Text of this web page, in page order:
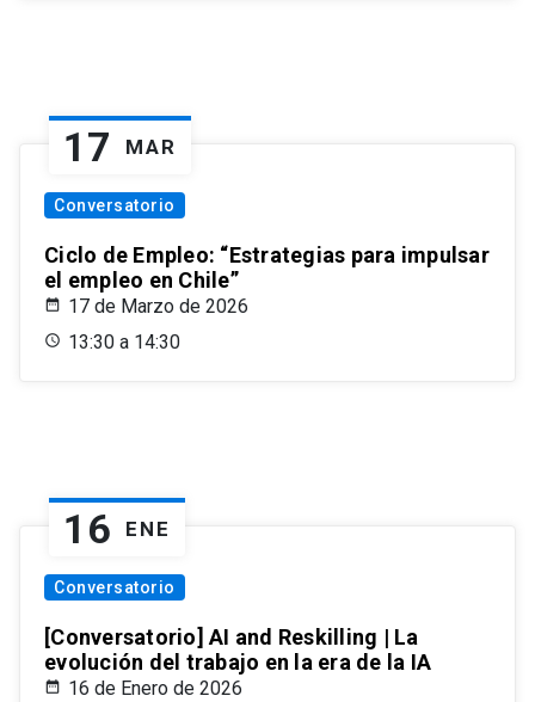
17 MAR
Conversatorio
Ciclo de Empleo: “Estrategias para impulsar
el empleo en Chile”
17 de Marzo de 2026
13:30 a 14:30
16 ENE
Conversatorio
[Conversatorio] AI and Reskilling | La
evolución del trabajo en la era de la IA
16 de Enero de 2026